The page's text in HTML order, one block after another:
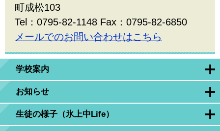
学校案内
お知らせ
生徒の様子（氷上中Life）
町成松103
Tel：0795-82-1148 Fax：0795-82-6850
メールでのお問い合わせはこちら